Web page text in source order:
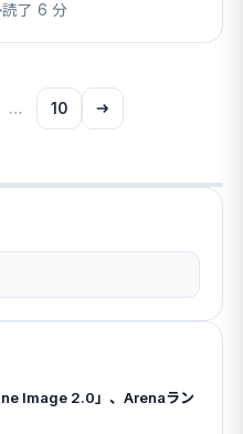
読了 6 分
… 10
Image 2.0」、Arenaラン